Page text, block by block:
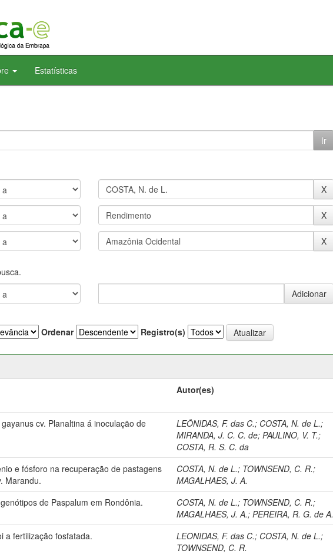
Estatísticas
Ordenar Registro(s)
Autor(es)
cv. Planaltina á inoculação de
LEÔNIDAS, F. das C.; COSTA, N. de L.;
MIRANDA, J. C. C. de;PAULINO, V. T.;
COSTA, R. S. C. da
e fósforo na recuperação de pastagens
Marandu.
COSTA, N. de L.; TOWNSEND, C. R.;
MAGALHAES, J. A.
de Paspalum em Rondônia. COSTA, N. de L.; TOWNSEND, C. R.;
MAGALHAES, J. A.;PEREIRA, R. G. de A.
a fertilização fosfatada. LEONIDAS, F. das C.; COSTA, N. de L.;
TOWNSEND, C. R.